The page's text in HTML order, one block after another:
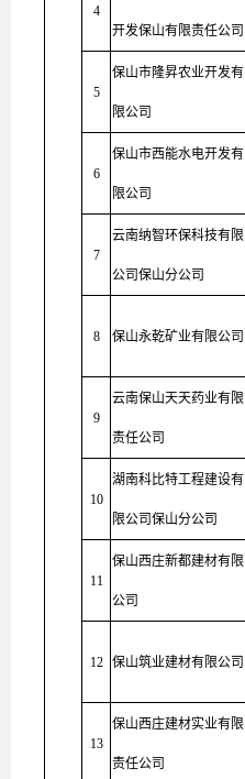
4
开发保山有限责任公司
5
保山市隆昇农业开发有
限公司
6
保山市西能水电开发有
限公司
7
云南纳智环保科技有限
公司保山分公司
8 保山永乾矿业有限公司
9
云南保山天天药业有限
责任公司
10
湖南科比特工程建设有
限公司保山分公司
11
保山西庄新都建材有限
公司
12 保山筑业建材有限公司
13
保山西庄建材实业有限
责任公司